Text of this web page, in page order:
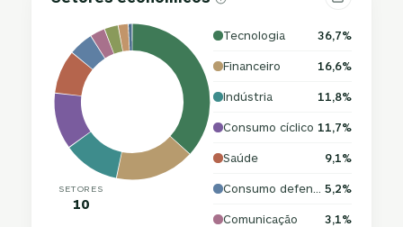
SETORES
10
Tecnologia 36,7%
Financeiro 16,6%
Indústria 11,8%
Consumo cíclico 11,7%
Saúde 9,1%
5,2%
Comunicação 3,1%